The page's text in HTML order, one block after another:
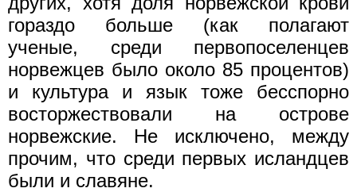
гораздо больше (как полагают
ученые, среди первопоселенцев
норвежцев было около 85 процентов)
и культура и язык тоже бесспорно
восторжествовали на острове
норвежские. Не исключено, между
прочим, что среди первых исландцев
были и славяне.